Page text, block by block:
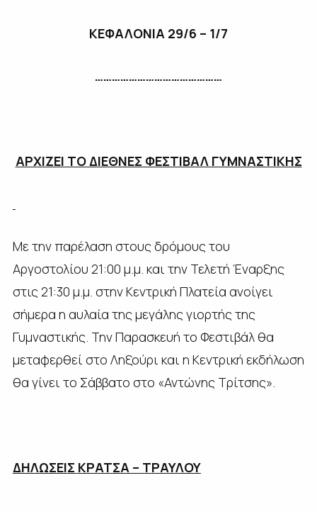
ΚΕΦΑΛΟΝΙΑ 29/6 – 1/7
………………………………………
ΑΡΧΙΖΕΙ ΤΟ ΔΙΕΘΝΕΣ ΦΕΣΤΙΒΑΛ ΓΥΜΝΑΣΤΙΚΗΣ
Με την παρέλαση στους δρόμους του
Αργοστολίου 21:00 μ.μ. και την Τελετή Έναρξης
στις 21:30 μ.μ. στην Κεντρική Πλατεία ανοίγει
σήμερα η αυλαία της μεγάλης γιορτής της
Γυμναστικής. Την Παρασκευή το Φεστιβάλ θα
μεταφερθεί στο Ληξούρι και η Κεντρική εκδήλωση
θα γίνει το Σάββατο στο «Αντώνης Τρίτσης».
ΔΗΛΩΣΕΙΣ ΚΡΑΤΣΑ – ΤΡΑΥΛΟΥ